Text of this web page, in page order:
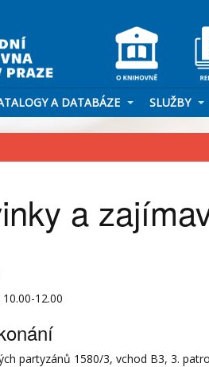
A DATABÁZE SLUŽBY
a
12.00
partyzánů 1580/3, vchod B3, 3.